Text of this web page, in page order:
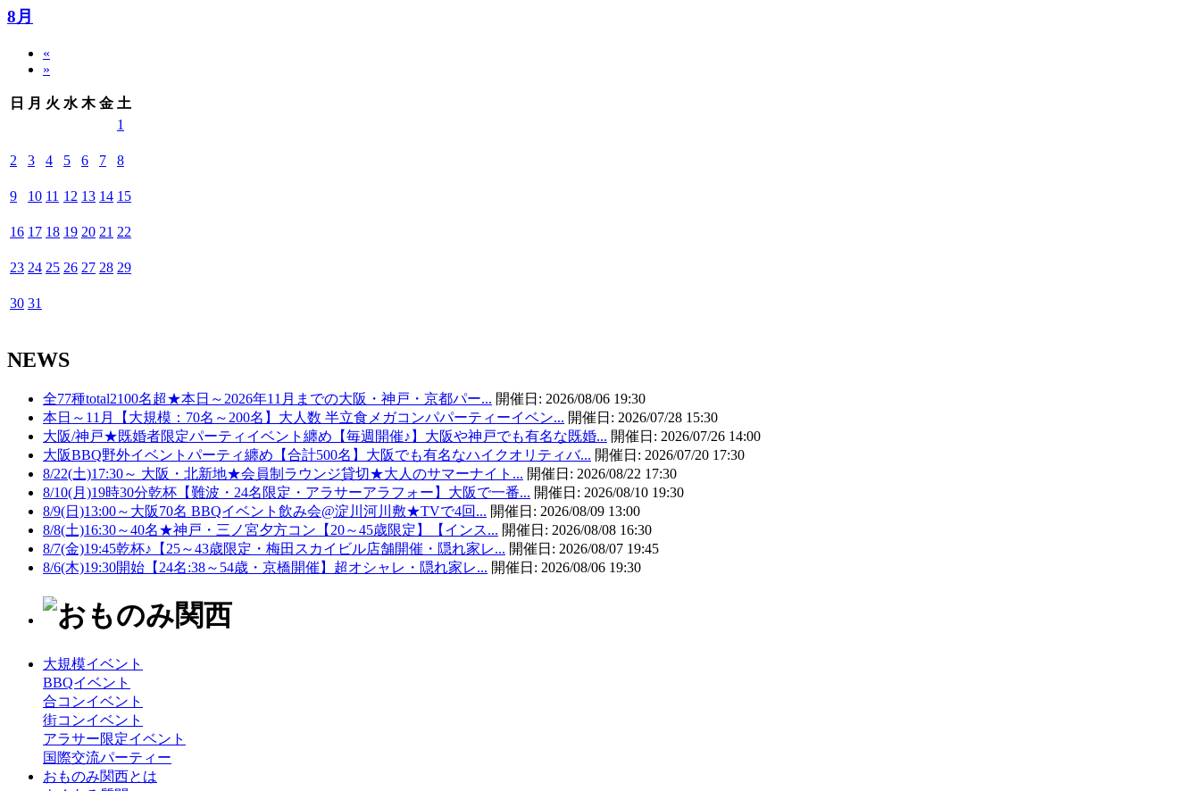
8月
«
»
日 月 火 水 木 金 土
1
2 3 4 5 6 7 8
9 10 11 12 13 14 15
16 17 18 19 20 21 22
23 24 25 26 27 28 29
30 31
NEWS
全77種total2100名超★本日～2026年11月までの大阪・神戸・京都パー... 開催日: 2026/08/06 19:30
本日～11月【大規模：70名～200名】大人数 半立食メガコンパパーティーイベン... 開催日: 2026/07/28 15:30
大阪/神戸★既婚者限定パーティイベント纏め【毎週開催♪】大阪や神戸でも有名な既婚... 開催日: 2026/07/26 14:00
大阪BBQ野外イベントパーティ纏め【合計500名】大阪でも有名なハイクオリティバ... 開催日: 2026/07/20 17:30
8/22(土)17:30～ 大阪・北新地★会員制ラウンジ貸切★大人のサマーナイト... 開催日: 2026/08/22 17:30
8/10(月)19時30分乾杯【難波・24名限定・アラサーアラフォー】大阪で一番... 開催日: 2026/08/10 19:30
8/9(日)13:00～大阪70名 BBQイベント飲み会@淀川河川敷★TVで4回... 開催日: 2026/08/09 13:00
8/8(土)16:30～40名★神戸・三ノ宮夕方コン【20～45歳限定】【インス... 開催日: 2026/08/08 16:30
8/7(金)19:45乾杯♪【25～43歳限定・梅田スカイビル店舗開催・隠れ家レ... 開催日: 2026/08/07 19:45
8/6(木)19:30開始【24名:38～54歳・京橋開催】超オシャレ・隠れ家レ... 開催日: 2026/08/06 19:30
大規模イベント
BBQイベント
合コンイベント
街コンイベント
アラサー限定イベント
国際交流パーティー
おものみ関西とは